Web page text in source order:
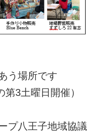
う場所です
3土曜日開催）
プ八王子地域協議